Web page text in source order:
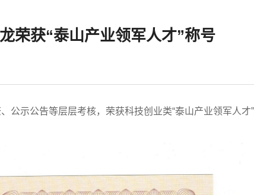
荣获“泰山产业领军人才”称号
示公告等层层考核，荣获科技创业类“泰山产业领军人才